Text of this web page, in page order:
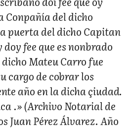
Conpañía del dicho
puerta del dicho Capitan
fee que es nonbrado
Mateu Carro fue
cargo de cobrar los
año en la dicha çiudad.
.»(Archivo Notarial de
Juan Pérez Álvarez. Año